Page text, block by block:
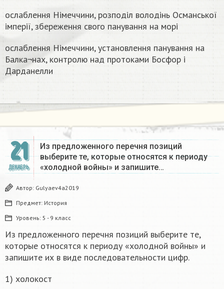
ослаблення Німеччини, розподіл володінь Османської
імперії, збереження свого панування на морі
ослаблення Німеччини, установлення панування на
Балка¬нах, контролю над протоками Босфор і
Дарданелли
21
ДЕКАБРЬ
Из предложенного перечня позиций
выберите те, которые относятся к периоду
«холодной войны» и запишите…
Автор: Gulyaev4a2019
Предмет: История
Уровень: 5 - 9 класс
Из предложенного перечня позиций выберите те,
которые относятся к периоду «холодной войны» и
запишите их в виде последовательности цифр.
1) холокост